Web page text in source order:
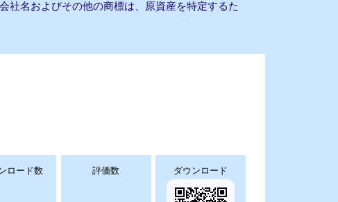
社名およびその他の商標は、原資産を特定するた
ロード数 評価数 ダウンロード